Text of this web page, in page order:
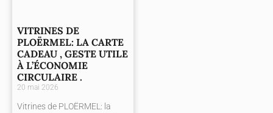
VITRINES DE
PLOËRMEL: LA CARTE
CADEAU , GESTE UTILE
À L’ÉCONOMIE
CIRCULAIRE .
20 mai 2026
Vitrines de PLOËRMEL: la